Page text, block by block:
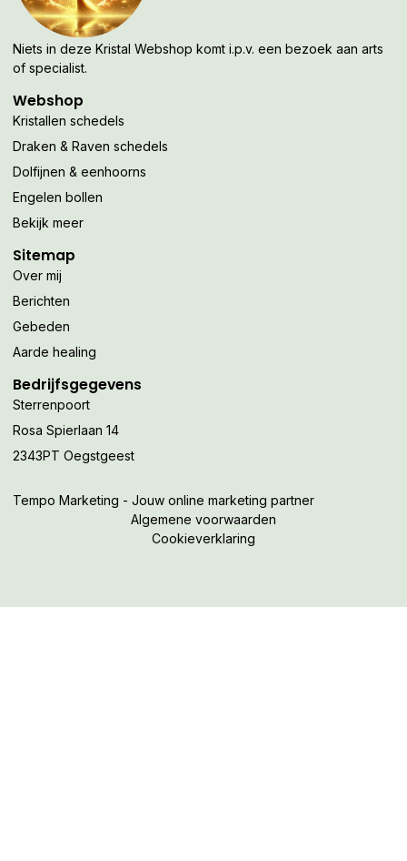
Niets in deze Kristal Webshop komt i.p.v. een bezoek aan arts
of specialist.
Webshop
Kristallen schedels
Draken & Raven schedels
Dolfijnen & eenhoorns
Engelen bollen
Bekijk meer
Sitemap
Over mij
Berichten
Gebeden
Aarde healing
Bedrijfsgegevens
Sterrenpoort
Rosa Spierlaan 14
2343PT Oegstgeest
Tempo Marketing - Jouw online marketing partner
Algemene voorwaarden
Cookieverklaring